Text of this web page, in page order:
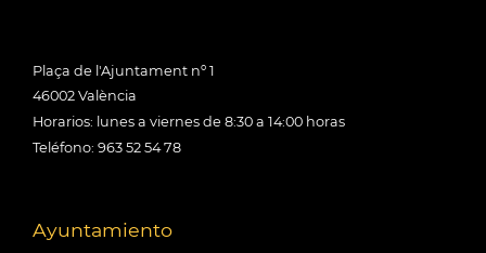
Plaça de l'Ajuntament nº 1
46002 València
Horarios: lunes a viernes de 8:30 a 14:00 horas
Teléfono: 963 52 54 78
Ayuntamiento